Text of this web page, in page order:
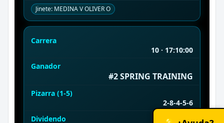
Jinete: MEDINA V OLIVER O
Carrera
10 · 17:10:00
Ganador
#2 SPRING TRAINING
Pizarra (1-5)
2-8-4-5-6
Dividendo